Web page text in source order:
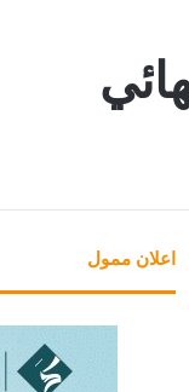
اعلان ممول